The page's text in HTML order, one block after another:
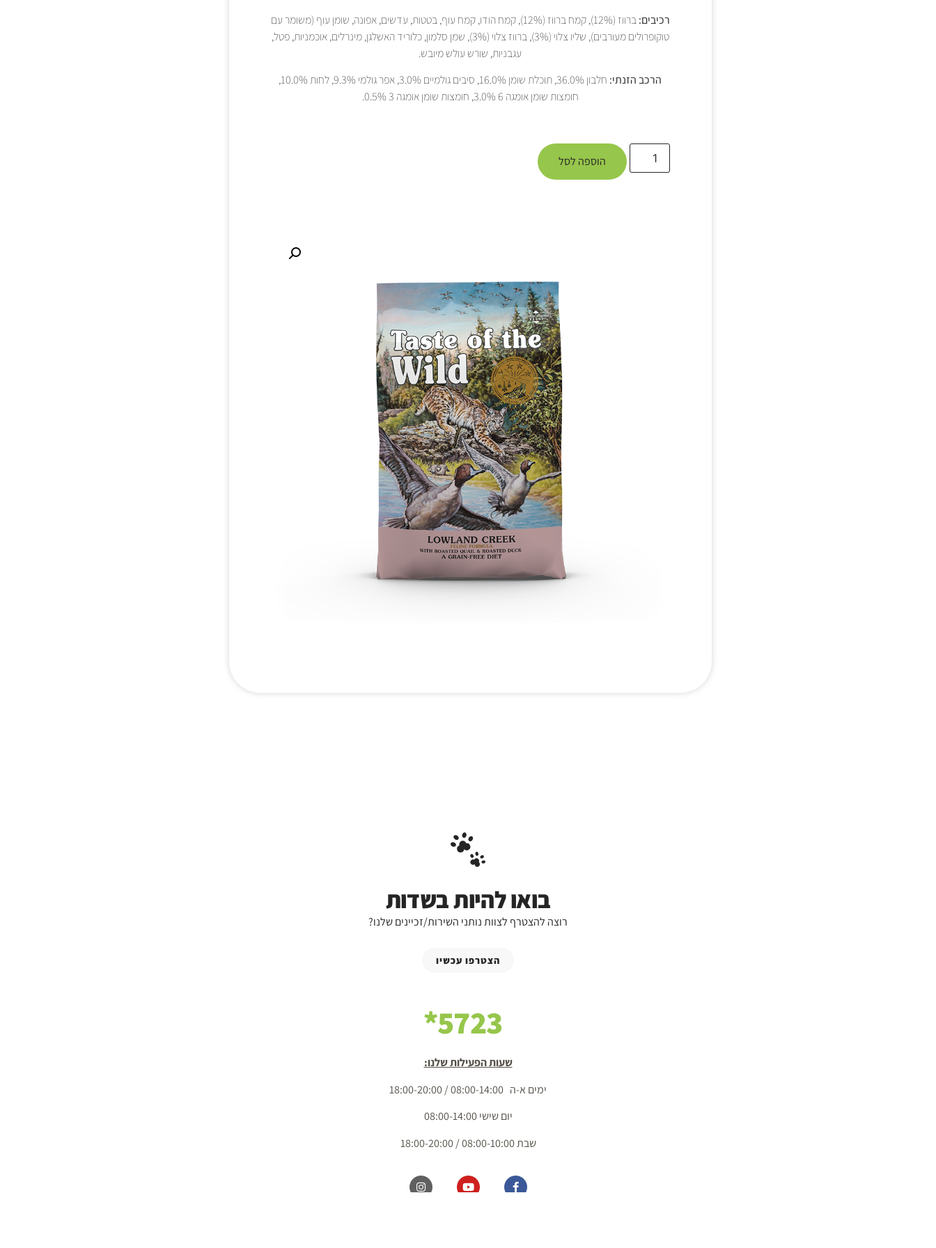
רכיבים:
ברווז (12%), קמח ברווז (12%), קמח הודו, קמח עוף, בטטות, עדשים, אפונה, שומן עוף (משומר עם
טוקופרולים מעורבים), שליו צלוי (3%), ברווז צלוי (3%), שמן סלמון, כלוריד האשלגן, מינרלים, אוכמניות, פטל,
עגבניות, שורש עולש מיובש.
הרכב הזנתי:
חלבון 36.0%, תוכלת שומן 16.0%, סיבים גולמיים 3.0%, אפר גולמי 9.3%, לחות 10.0%,
חומצות שומן אומגה 6 3.0%, חומצות שומן אומגה 3 0.5%.
הוספה לסל
בואו להיות בשדות
רוצה להצטרף לצוות נותני השירות/זכיינים שלנו?
הצטרפו עכשיו
5723*
שעות הפעילות שלנו:
ימים א-ה 08:00-14:00 / 18:00-20:00
יום שישי 08:00-14:00
שבת 08:00-10:00 / 18:00-20:00